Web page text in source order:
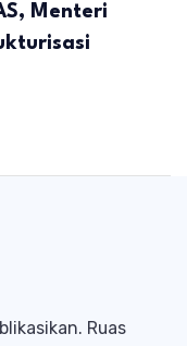
Menteri
Ruas